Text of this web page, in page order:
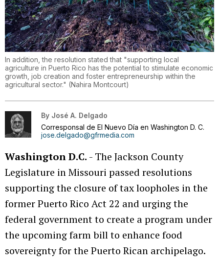
In addition, the resolution stated that "supporting local
agriculture in Puerto Rico has the potential to stimulate economic
growth, job creation and foster entrepreneurship within the
agricultural sector." (Nahira Montcourt)
By José A. Delgado
Corresponsal de El Nuevo Día en Washington D. C.
jose.delgado@gfrmedia.com
Washington D.C. - The Jackson County
Legislature in Missouri passed resolutions
supporting the closure of tax loopholes in the
former Puerto Rico Act 22 and urging the
federal government to create a program under
the upcoming farm bill to enhance food
sovereignty for the Puerto Rican archipelago.